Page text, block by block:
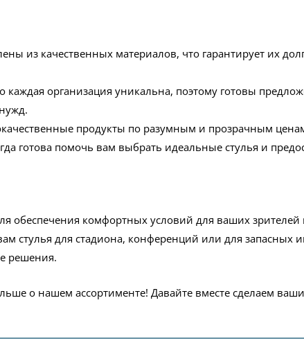
из качественных материалов, что гарантирует их
организация уникальна, поэтому готовы
продукты по разумным и прозрачным
готова помочь вам выбрать идеальные стулья и
обеспечения комфортных условий для ваших зрителей
стулья для стадиона, конференций или для запасных
решения.
о нашем ассортименте! Давайте вместе сделаем